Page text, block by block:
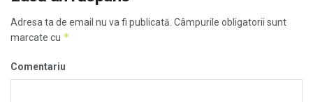
Adresa ta de email nu va fi publicată. Câmpurile obligatorii sunt
marcate cu *
Comentariu